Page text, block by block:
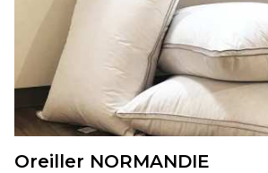
Oreiller NORMANDIE